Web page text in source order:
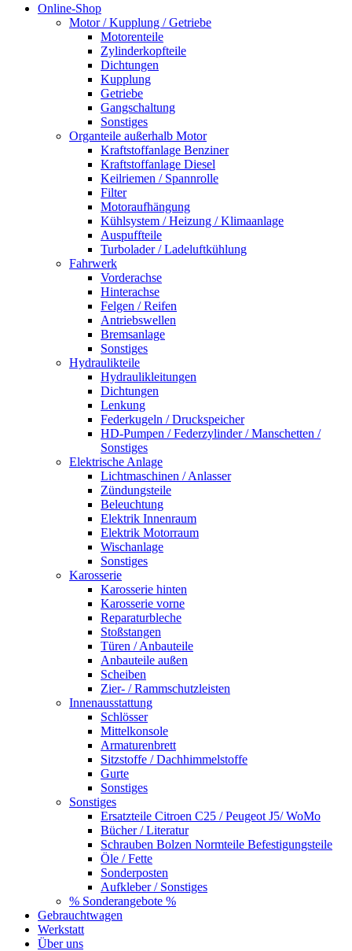
Online-Shop
Motor / Kupplung / Getriebe
Motorenteile
Zylinderkopfteile
Dichtungen
Kupplung
Getriebe
Gangschaltung
Sonstiges
Organteile außerhalb Motor
Kraftstoffanlage Benziner
Kraftstoffanlage Diesel
Keilriemen / Spannrolle
Filter
Motoraufhängung
Kühlsystem / Heizung / Klimaanlage
Auspuffteile
Turbolader / Ladeluftkühlung
Fahrwerk
Vorderachse
Hinterachse
Felgen / Reifen
Antriebswellen
Bremsanlage
Sonstiges
Hydraulikteile
Hydraulikleitungen
Dichtungen
Lenkung
Federkugeln / Druckspeicher
HD-Pumpen / Federzylinder / Manschetten /
Sonstiges
Elektrische Anlage
Lichtmaschinen / Anlasser
Zündungsteile
Beleuchtung
Elektrik Innenraum
Elektrik Motorraum
Wischanlage
Sonstiges
Karosserie
Karosserie hinten
Karosserie vorne
Reparaturbleche
Stoßstangen
Türen / Anbauteile
Anbauteile außen
Scheiben
Zier- / Rammschutzleisten
Innenausstattung
Schlösser
Mittelkonsole
Armaturenbrett
Sitzstoffe / Dachhimmelstoffe
Gurte
Sonstiges
Sonstiges
Ersatzteile Citroen C25 / Peugeot J5/ WoMo
Bücher / Literatur
Schrauben Bolzen Normteile Befestigungsteile
Öle / Fette
Sonderposten
Aufkleber / Sonstiges
% Sonderangebote %
Gebrauchtwagen
Werkstatt
Über uns